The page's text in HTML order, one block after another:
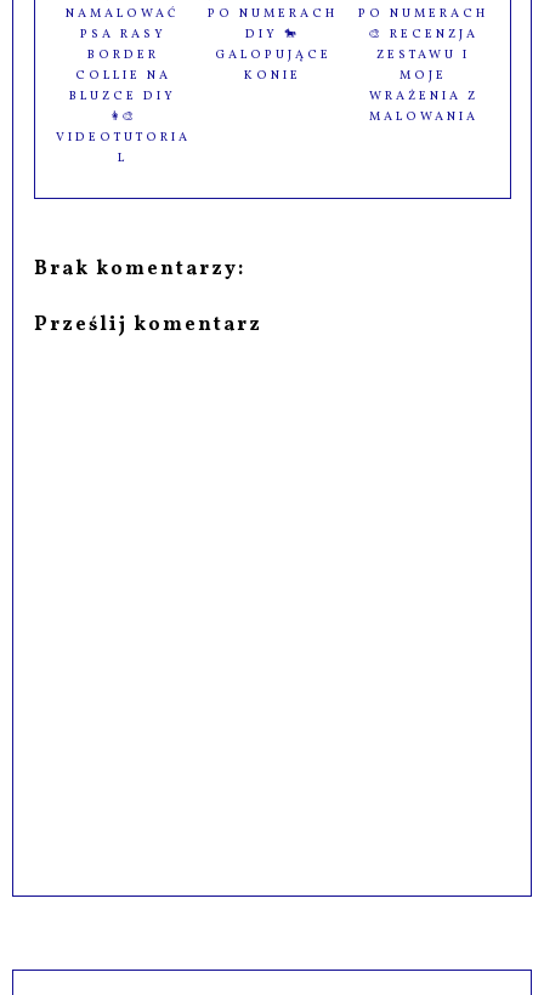
NAMALOWAĆ
PSA RASY
BORDER
COLLIE NA
BLUZCE DIY
👩‍🎨
VIDEOTUTORIA
L
PO NUMERACH
DIY 🐎
GALOPUJĄCE
KONIE
PO NUMERACH
🎨 RECENZJA
ZESTAWU I
MOJE
WRAŻENIA Z
MALOWANIA
Brak komentarzy:
Prześlij komentarz